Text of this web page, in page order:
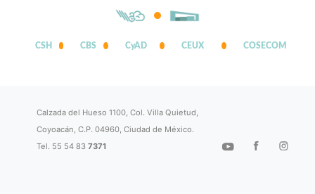
CSH CBS CyAD CEUX COSECOM
Calzada del Hueso 1100, Col. Villa Quietud,
Coyoacán, C.P. 04960, Ciudad de México.
Tel. 55 54 837371